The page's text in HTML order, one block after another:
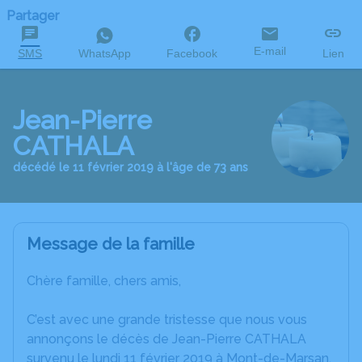
Partager
SMS WhatsApp Facebook E-mail Lien
Jean-Pierre
CATHALA
décédé le 11 février 2019 à l'âge de 73 ans
Message de la famille
Chère famille, chers amis,
C’est avec une grande tristesse que nous vous
annonçons le décès de Jean-Pierre CATHALA
survenu le lundi 11 février 2019 à Mont-de-Marsan.